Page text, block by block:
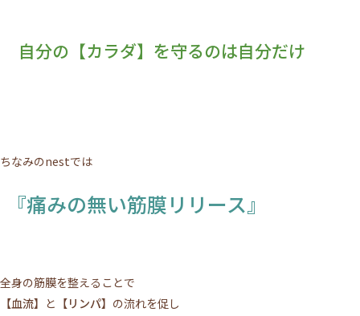
自分の【カラダ】を守るのは自分だけ
ちなみのnestでは
『痛みの無い筋膜リリース』
全身の筋膜を整えることで
【血流】 と 【リンパ】 の流れを促し